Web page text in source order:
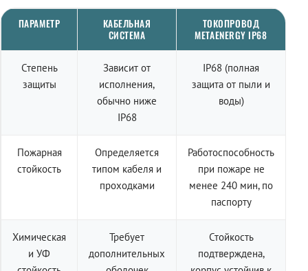
ПАРАМЕТР
КАБЕЛЬНАЯ
СИСТЕМА
ТОКОПРОВОД
METAENERGY IP68
Степень
защиты
Зависит от
исполнения,
обычно ниже
IP68
IP68 (полная
защита от пыли и
воды)
Пожарная
стойкость
Определяется
типом кабеля и
проходками
Работоспособность
при пожаре не
менее 240 мин, по
паспорту
Химическая
и УФ
Требует
дополнительных
Стойкость
подтверждена,